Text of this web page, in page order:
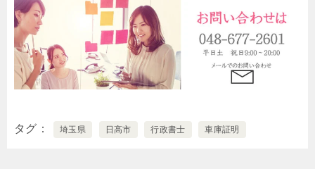
タグ 埼玉県 日高市 行政書士 車庫証明